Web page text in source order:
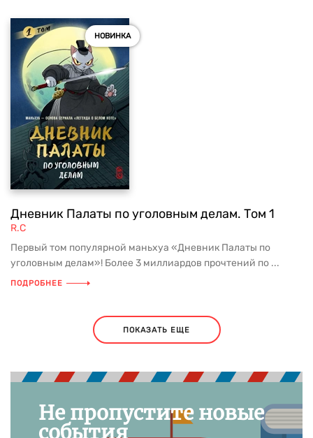
НОВИНКА
Дневник Палаты по уголовным делам. Том 1
R.C
Первый том популярной маньхуа «Дневник Палаты по
уголовным делам»! Более 3 миллиардов прочтений по ...
ПОДРОБНЕЕ
ПОКАЗАТЬ ЕЩЕ
Не пропустите новые
события